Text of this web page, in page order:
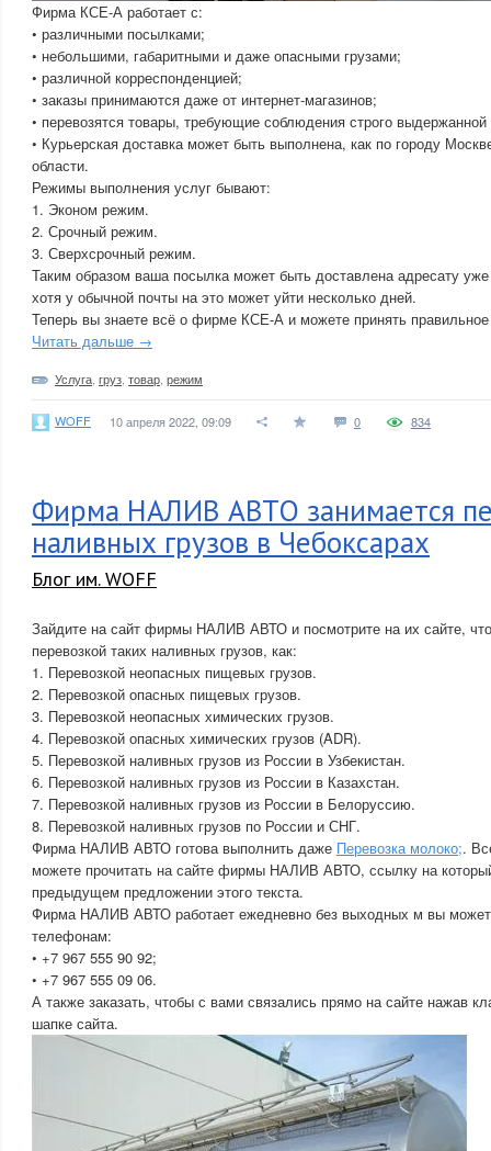
Фирма КСЕ-А работает с:
• различными посылками;
• небольшими, габаритными и даже опасными грузами;
• различной корреспонденцией;
• заказы принимаются даже от интернет-магазинов;
• перевозятся товары, требующие соблюдения строго
• Курьерская доставка может быть выполнена, как по городу
области.
Режимы выполнения услуг бывают:
1. Эконом режим.
2. Срочный режим.
3. Сверхсрочный режим.
Таким образом ваша посылка может быть доставлена адресату уже
хотя у обычной почты на это может уйти несколько дней.
Теперь вы знаете всё о фирме КСЕ-А и можете принять
Читать дальше →
Услуга груз товар режим
WOFF 10 апреля 2022, 09:09 0 834
Фирма НАЛИВ АВТО занимается
наливных грузов в Чебоксарах
Блог им. WOFF
Зайдите на сайт фирмы НАЛИВ АВТО и посмотрите на их сайте,
перевозкой таких наливных грузов, как:
1. Перевозкой неопасных пищевых грузов.
2. Перевозкой опасных пищевых грузов.
3. Перевозкой неопасных химических грузов.
4. Перевозкой опасных химических грузов (ADR).
5. Перевозкой наливных грузов из России в Узбекистан.
6. Перевозкой наливных грузов из России в Казахстан.
7. Перевозкой наливных грузов из России в Белоруссию.
8. Перевозкой наливных грузов по России и СНГ.
Фирма НАЛИВ АВТО готова выполнить даже Перевозка молоко;.
можете прочитать на сайте фирмы НАЛИВ АВТО, ссылку на
предыдущем предложении этого текста.
Фирма НАЛИВ АВТО работает ежедневно без выходных м вы
телефонам:
• +7 967 555 90 92;
• +7 967 555 09 06.
А также заказать, чтобы с вами связались прямо на сайте нажав
шапке сайта.